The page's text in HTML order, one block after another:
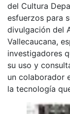
del Cultura
esfuerzos para
divulgación del
Vallecaucana,
investigadores
su uso y
un colaborador
la tecnología